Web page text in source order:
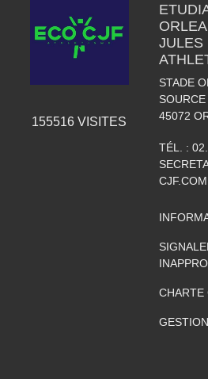
155516 VISITES
JULES
STADE
SOURCE
45072
TÉL. :
CJF.COM
CHARTE